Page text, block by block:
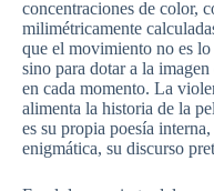
concentraciones de color,
milimétricamente
que el movimiento no es lo
sino para dotara la imagen
en cada momento. La
alimenta la historia de la
es su propia poesía interna,
enigmática, su discurso